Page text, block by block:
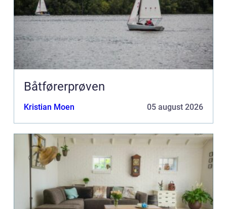
Båtførerprøven
Kristian Moen 05 august 2026